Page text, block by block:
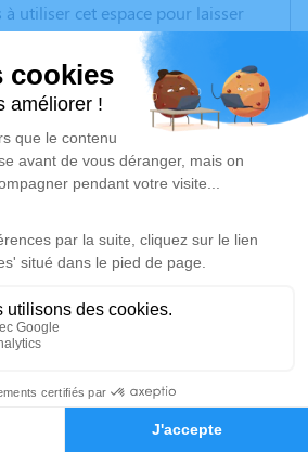
Hommages
utiliser cet espace pour laisser
des photos souvenirs, une
vos pensées à travers des
Cet endroit est un lieu
honorer la mémoire de Daniel
d’arbre hommage est
Je rends hommage
et Saint-Paul 71 Route du